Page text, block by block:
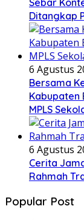
Ditangkap
6 Agustus
Bersama
Kabupaten
MPLS
6 Agustus
Cerita
Rahmah
Popular Post